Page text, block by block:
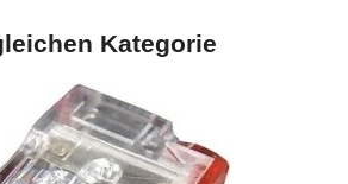
Kategorie